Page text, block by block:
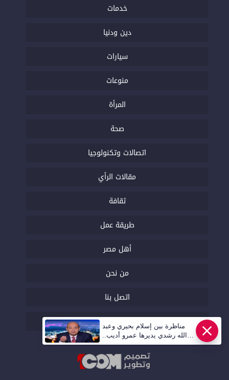
خدمات
دين ودنيا
سيارات
منوعات
المرأة
صحة
اتصالات وتكنولوجيا
مقالات الرأي
ثقافة
طريقة عمل
أهل مصر
من نحن
اتصل بنا
السياسة التحريرية
مناظرة بين إسلام بحيري وعبد
الله رشدي يديرها عمرو أديب..
قريبا | أهل مصر